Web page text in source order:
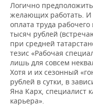
ВОДНЫЕ ВИДЫ
ХОККЕЙ С МЯЧОМ
ОБРАЗОВАНИЕ
ПРОИСШЕСТВИЯ
Логично
желающих работать. И
оплата труда
тысяч рублей
при средней
тезис «Рабочая
лишь для совсем
Хотя и их сезонный
рублей в сутки, в
Яна Карх, специалист
карьера».